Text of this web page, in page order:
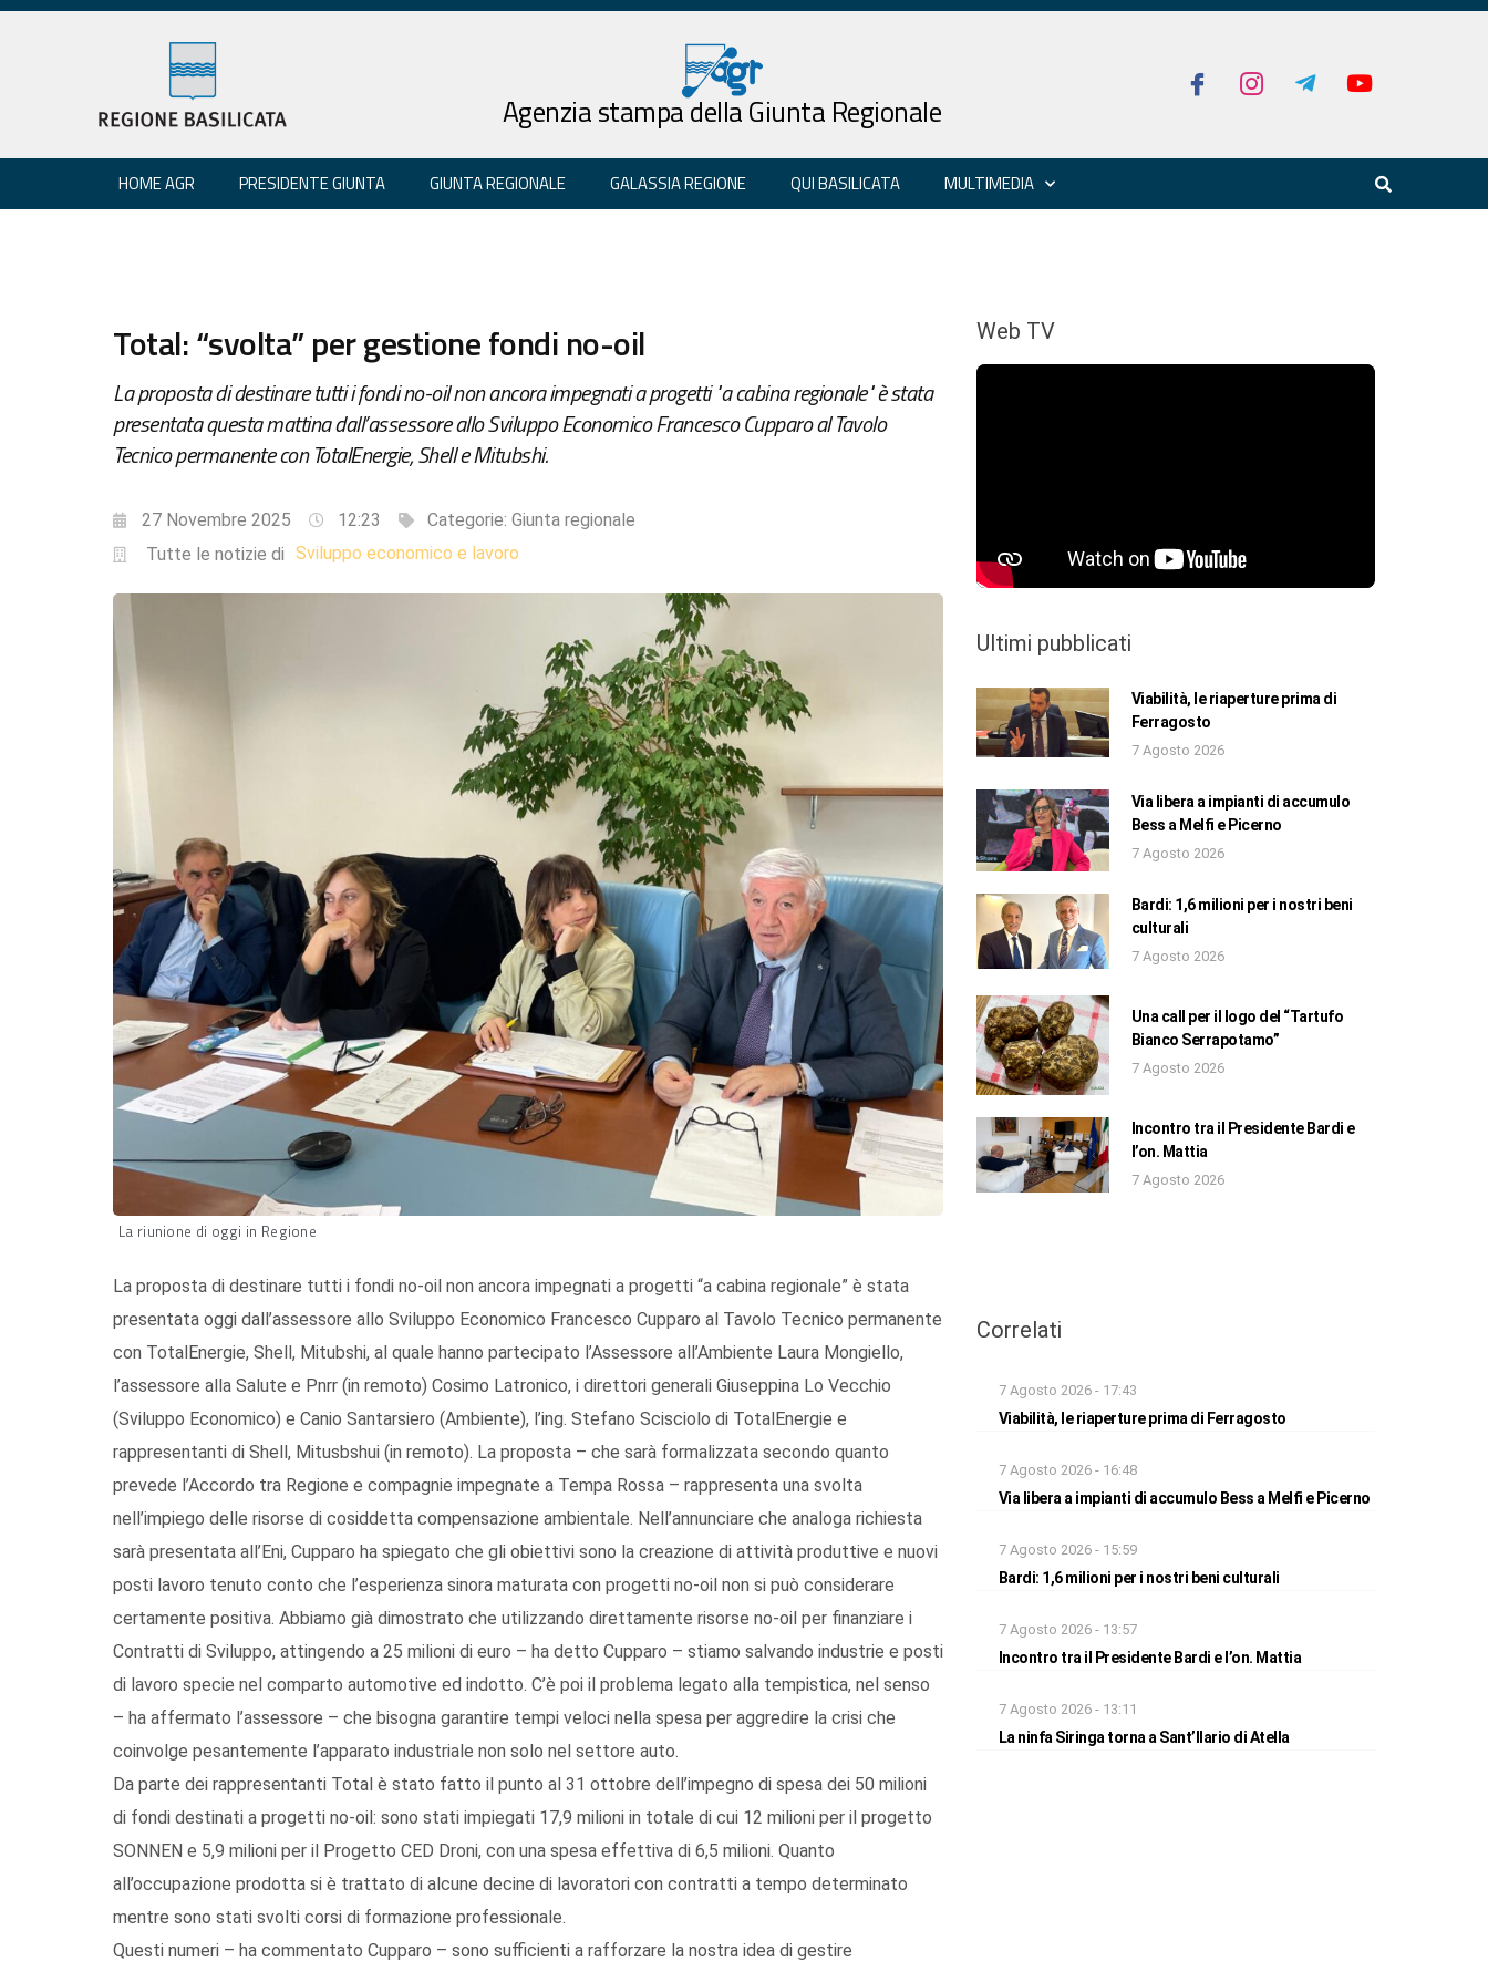
Agenzia stampa della Giunta Regionale
HOME AGR PRESIDENTE GIUNTA GIUNTA REGIONALE GALASSIA REGIONE QUI BASILICATA MULTIMEDIA
Total: “svolta” per gestione fondi no-oil
La proposta di destinare tutti i fondi no-oil non ancora impegnati a progetti "a cabina regionale" è stata
presentata questa mattina dall’assessore allo Sviluppo Economico Francesco Cupparo al Tavolo
Tecnico permanente con TotalEnergie, Shell e Mitubshi.
27 Novembre 2025 12:23 Categorie: Giunta regionale
Tutte le notizie di Sviluppo economico e lavoro
La riunione di oggi in Regione
La proposta di destinare tutti i fondi no-oil non ancora impegnati a progetti “a cabina regionale” è stata
presentata oggi dall’assessore allo Sviluppo Economico Francesco Cupparo al Tavolo Tecnico permanente
con TotalEnergie, Shell, Mitubshi, al quale hanno partecipato l’Assessore all’Ambiente Laura Mongiello,
l’assessore alla Salute e Pnrr (in remoto) Cosimo Latronico, i direttori generali Giuseppina Lo Vecchio
(Sviluppo Economico) e Canio Santarsiero (Ambiente), l’ing. Stefano Scisciolo di TotalEnergie e
rappresentanti di Shell, Mitusbshui (in remoto). La proposta – che sarà formalizzata secondo quanto
prevede l’Accordo tra Regione e compagnie impegnate a Tempa Rossa – rappresenta una svolta
nell’impiego delle risorse di cosiddetta compensazione ambientale. Nell’annunciare che analoga richiesta
sarà presentata all’Eni, Cupparo ha spiegato che gli obiettivi sono la creazione di attività produttive e nuovi
posti lavoro tenuto conto che l’esperienza sinora maturata con progetti no-oil non si può considerare
certamente positiva. Abbiamo già dimostrato che utilizzando direttamente risorse no-oil per finanziare i
Contratti di Sviluppo, attingendo a 25 milioni di euro – ha detto Cupparo – stiamo salvando industrie e posti
di lavoro specie nel comparto automotive ed indotto. C’è poi il problema legato alla tempistica, nel senso
– ha affermato l’assessore – che bisogna garantire tempi veloci nella spesa per aggredire la crisi che
coinvolge pesantemente l’apparato industriale non solo nel settore auto.
Da parte dei rappresentanti Total è stato fatto il punto al 31 ottobre dell’impegno di spesa dei 50 milioni
di fondi destinati a progetti no-oil: sono stati impiegati 17,9 milioni in totale di cui 12 milioni per il progetto
SONNEN e 5,9 milioni per il Progetto CED Droni, con una spesa effettiva di 6,5 milioni. Quanto
all’occupazione prodotta si è trattato di alcune decine di lavoratori con contratti a tempo determinato
mentre sono stati svolti corsi di formazione professionale.
Questi numeri – ha commentato Cupparo – sono sufficienti a rafforzare la nostra idea di gestire
Web TV
Ultimi pubblicati
Viabilità, le riaperture prima di
Ferragosto
7 Agosto 2026
Via libera a impianti di accumulo
Bess a Melfi e Picerno
7 Agosto 2026
Bardi: 1,6 milioni per i nostri beni
culturali
7 Agosto 2026
Una call per il logo del “Tartufo
Bianco Serrapotamo”
7 Agosto 2026
Incontro tra il Presidente Bardi e
l’on. Mattia
7 Agosto 2026
Correlati
7 Agosto 2026 - 17:43
Viabilità, le riaperture prima di Ferragosto
7 Agosto 2026 - 16:48
Via libera a impianti di accumulo Bess a Melfi e Picerno
7 Agosto 2026 - 15:59
Bardi: 1,6 milioni per i nostri beni culturali
7 Agosto 2026 - 13:57
Incontro tra il Presidente Bardi e l’on. Mattia
7 Agosto 2026 - 13:11
La ninfa Siringa torna a Sant’Ilario di Atella